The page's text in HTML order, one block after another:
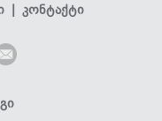
| კონტაქტი